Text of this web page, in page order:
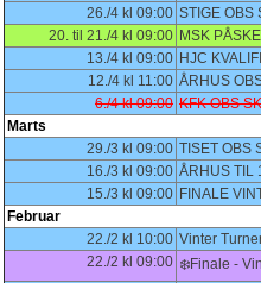
26./4 kl 09:00 STIGE OBS
20. til 21./4 kl 09:00 MSK
13./4 kl 09:00 HJC
12./4 kl 11:00 ÅRHUS
6./4 kl 09:00 KFK OBS
Marts
29./3 kl 09:00 TISET OBS
16./3 kl 09:00 ÅRHUS TIL
15./3 kl 09:00 FINALE
Februar
22./2 kl 10:00 Vinter
22./2 kl 09:00 ❄️Finale -